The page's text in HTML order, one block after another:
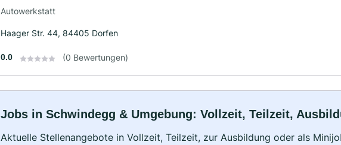
Autowerkstatt
Haager Str. 44, 84405 Dorfen
0.0 (0 Bewertungen)
Jobs in Schwindegg & Umgebung: Vollzeit, Teilzeit,
Aktuelle Stellenangebote in Vollzeit, Teilzeit, zur Ausbildung oder als